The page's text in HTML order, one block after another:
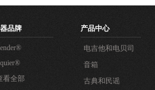
品牌
看全部
产品中心
电吉他和电贝司
音箱
古典和民谣